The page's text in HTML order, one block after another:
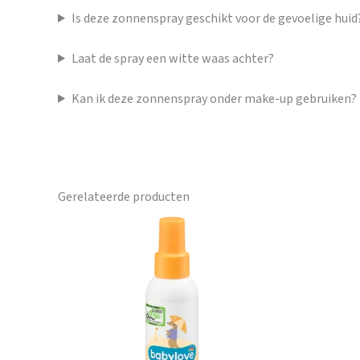
Is deze zonnenspray geschikt voor de gevoelige
Laat de spray een witte waas achter?
Kan ik deze zonnenspray onder make-up gebruiken?
Gerelateerde producten